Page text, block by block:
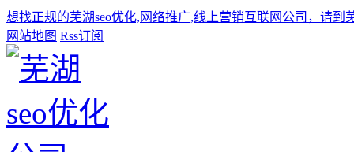
想找正规的芜湖seo优化,网络推广,线上营销互联网公司，请到
网站地图 Rss订阅